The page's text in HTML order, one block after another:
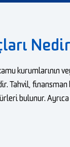
kurumlarının
Tahvil,
bulunur. Ayrıca